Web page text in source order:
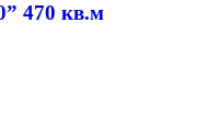
470 кв.м